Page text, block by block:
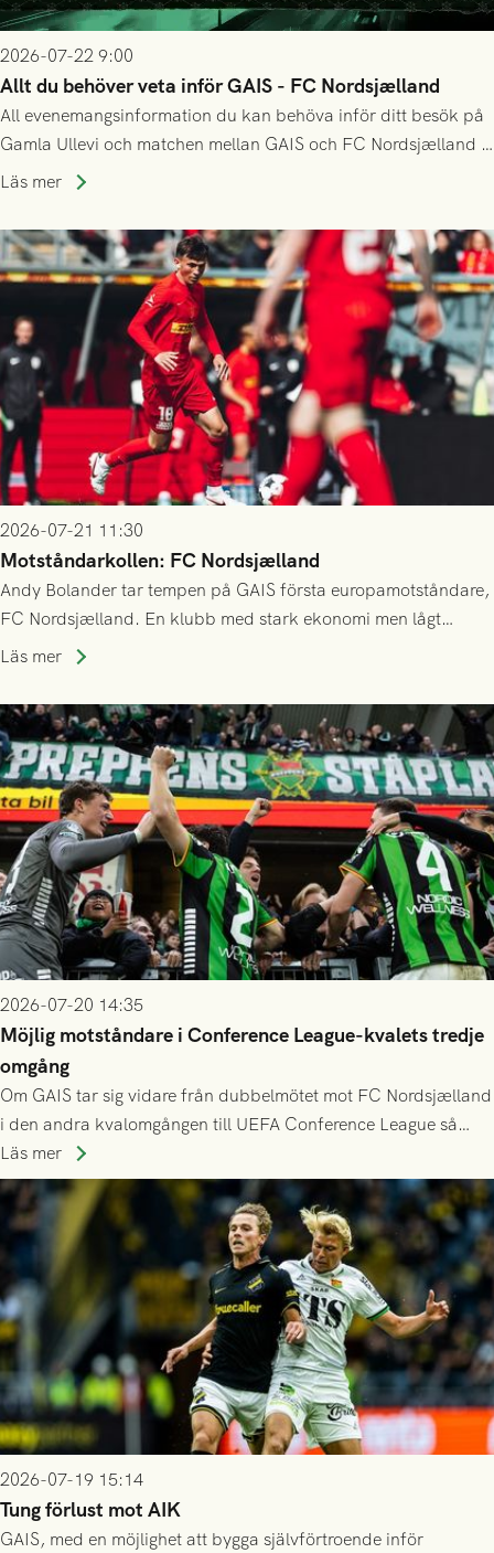
2026-07-22 9:00
Allt du behöver veta inför GAIS - FC Nordsjælland
All evenemangsinformation du kan behöva inför ditt besök på
Gamla Ullevi och matchen mellan GAIS och FC Nordsjælland i
kvalet till Conference League! Avspark kl 19.00 på torsdag
Läs mer
2026-07-21 11:30
Motståndarkollen: FC Nordsjælland
Andy Bolander tar tempen på GAIS första europamotståndare,
FC Nordsjælland. En klubb med stark ekonomi men lågt
publiksnitt, ett lag med både kollektiv styrka och individuell
Läs mer
2026-07-20 14:35
Möjlig motståndare i Conference League-kvalets tredje
omgång
Om GAIS tar sig vidare från dubbelmötet mot FC Nordsjælland
i den andra kvalomgången till UEFA Conference League så
spelas den tredje kvalomgången kort därpå. Motståndare blir
då vinnaren i mötet mellan isländska Valur och HŠK Zrinjski
Mostar från Bosnien och Hercegovina.
Läs mer
2026-07-19 15:14
Tung förlust mot AIK
GAIS, med en möjlighet att bygga självförtroende inför